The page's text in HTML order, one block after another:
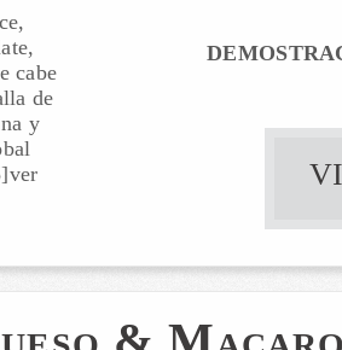
cabe
de
y